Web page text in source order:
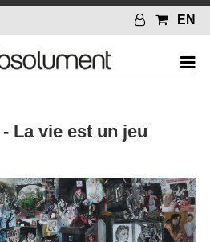
EN
La vie est un jeu